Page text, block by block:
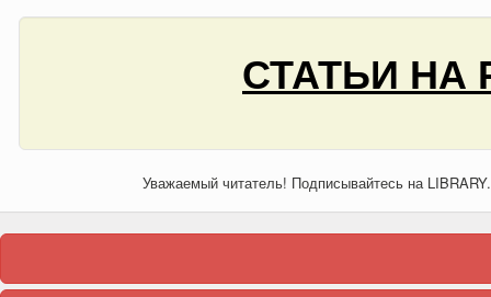
СТАТЬИ НА
Уважаемый читатель! Подписывайтесь на